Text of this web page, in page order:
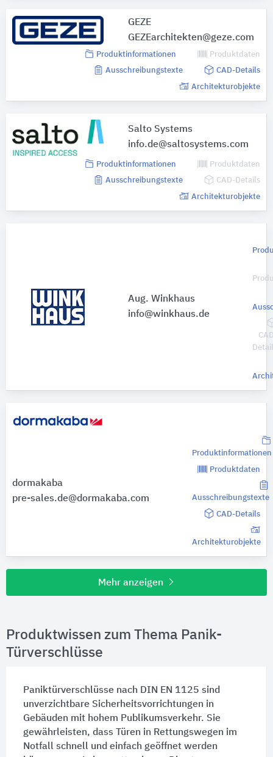
GEZE
GEZEarchitekten@geze.com
Produktinformationen Produktdaten
Ausschreibungstexte CAD-Details
Architekturobjekte
Salto Systems
info.de@saltosystems.com
Produktinformationen Produktdaten
Ausschreibungstexte CAD-Details
Architekturobjekte
Aug. Winkhaus
info@winkhaus.de
dormakaba
pre-sales.de@dormakaba.com
Produktinformationen
Produktdaten
Ausschreibungstexte
CAD-Details
Architekturobjekte
Mehr anzeigen
Produktwissen zum Thema Panik-
Türverschlüsse
Paniktürverschlüsse nach DIN EN 1125 sind
unverzichtbare Sicherheitsvorrichtungen in
Gebäuden mit hohem Publikumsverkehr. Sie
gewährleisten, dass Türen in Rettungswegen im
Notfall schnell und einfach geöffnet werden